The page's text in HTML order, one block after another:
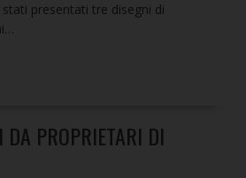
presentati tre disegni di
DA PROPRIETARI DI